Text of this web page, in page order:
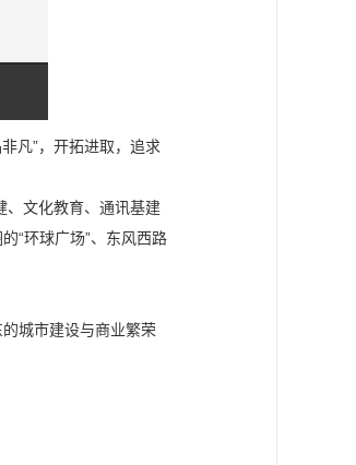
凡”，开拓进取，追求
、文化教育、通讯基建
“环球广场”、东风西路
城市建设与商业繁荣